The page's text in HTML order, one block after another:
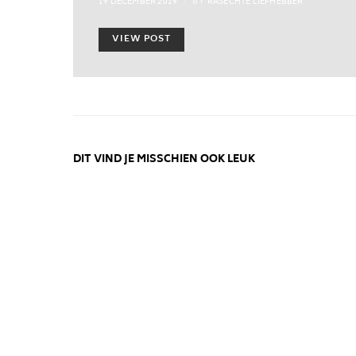
VIEW POST
DIT VIND JE MISSCHIEN OOK LEUK